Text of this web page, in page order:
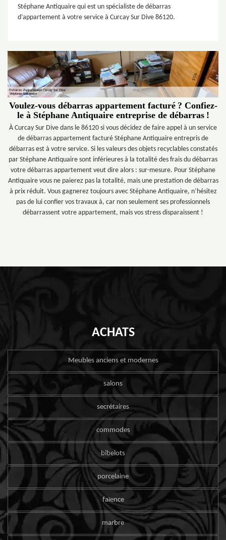
Stéphane Antiquaire qui est un spécialiste de débarras
d’appartement à votre service à Curcay Sur Dive 86120.
Voulez-vous débarras appartement facturé ? Confiez-
le à Stéphane Antiquaire entreprise de débarras !
À Curcay Sur Dive dans le 86120 si vous décidez de faire appel à un service
de débarras appartement facturé Stéphane Antiquaire entrepris de
débarras est à votre service. Si les valeurs des objets recyclables constatés
par Stéphane Antiquaire sont inférieures à la totalité des frais du débarras
votre débarras appartement veut dire alors : sur-mesure. Pour Stéphane
Antiquaire vous ne paierez pas la totalité, mais une prestation de débarras
à prix réduit. Vous gagnerez toujours avec Stéphane Antiquaire, n’hésitez
pas de lui confier vos travaux à, car non seulement ses professionnels
débarrassent votre appartement, mais vos stress disparaissent !
ACHATS
Meubles anciens et modernes
salons
secrétaires
commodes
bibelots
porcelaine
faïence
marbre